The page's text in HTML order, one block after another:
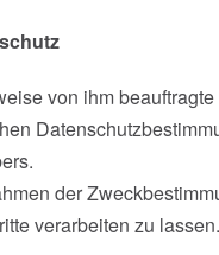
von ihm
der
verarbeiten zu lassen.